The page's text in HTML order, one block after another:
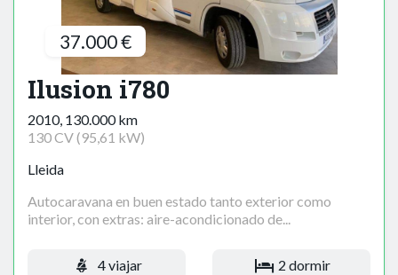
37.000 €
Ilusion i780
2010, 130.000 km
130 CV (95,61 kW)
Lleida
Autocaravana en buen estado tanto exterior como
interior, con extras: aire-acondicionado de...
4 viajar 2 dormir